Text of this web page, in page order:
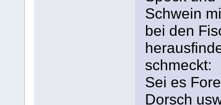
Schwein
bei den
schmeckt:
Sei es
Dorsch